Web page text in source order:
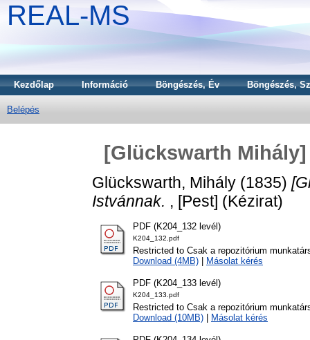
REAL-MS
Kezdőlap Információ Böngészés, Év Böngészés,
Belépés
[Glückswarth
Glückswarth, Mihály (1835)
Istvánnak. , [Pest] (Kézirat)
PDF (K204_132 levél)
K204_132.pdf
Restricted to Csak a repozitórium
Download (4MB)
Másolat kérés
PDF (K204_133 levél)
K204_133.pdf
Restricted to Csak a repozitórium
Download (10MB)
Másolat kérés